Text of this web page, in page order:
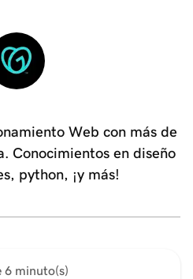
Web con más de
Conocimientos en diseño
python, ¡y más!
6 minuto(s)